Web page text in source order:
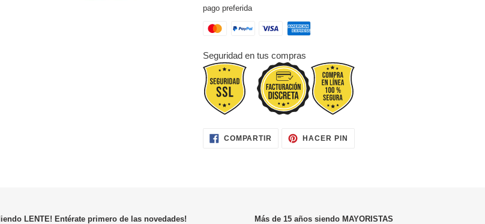
pago preferida
Seguridad en tus compras
COMPARTIR COMPARTIRHACER PIN
LENTE! Entérate primero de las novedades! Más de 15 años siendo MAYORISTAS